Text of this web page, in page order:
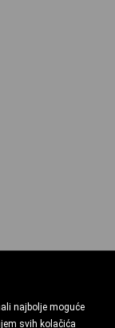
najbolje moguće
svih kolačića